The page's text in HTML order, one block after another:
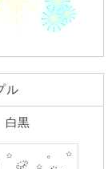
ル
白黒